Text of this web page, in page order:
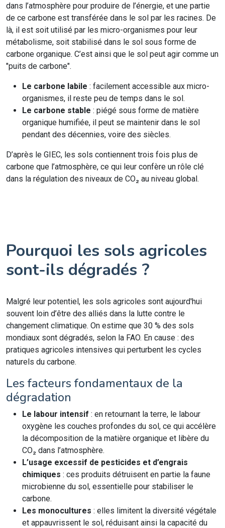
dans l’atmosphère pour produire de l’énergie, et une partie
de ce carbone est transférée dans le sol par les racines. De
là, il est soit utilisé par les micro-organismes pour leur
métabolisme, soit stabilisé dans le sol sous forme de
carbone organique. C’est ainsi que le sol peut agir comme un
"puits de carbone".
Le carbone labile : facilement accessible aux micro-
organismes, il reste peu de temps dans le sol.
Le carbone stable : piégé sous forme de matière
organique humifiée, il peut se maintenir dans le sol
pendant des décennies, voire des siècles.
D’après le GIEC, les sols contiennent trois fois plus de
carbone que l’atmosphère, ce qui leur confère un rôle clé
dans la régulation des niveaux de CO₂ au niveau global.
Pourquoi les sols agricoles
sont-ils dégradés ?
Malgré leur potentiel, les sols agricoles sont aujourd'hui
souvent loin d’être des alliés dans la lutte contre le
changement climatique. On estime que 30 % des sols
mondiaux sont dégradés, selon la FAO. En cause : des
pratiques agricoles intensives qui perturbent les cycles
naturels du carbone.
Les facteurs fondamentaux de la
dégradation
Le labour intensif : en retournant la terre, le labour
oxygène les couches profondes du sol, ce qui accélère
la décomposition de la matière organique et libère du
CO₂ dans l’atmosphère.
L’usage excessif de pesticides et d’engrais
chimiques : ces produits détruisent en partie la faune
microbienne du sol, essentielle pour stabiliser le
carbone.
Les monocultures : elles limitent la diversité végétale
et appauvrissent le sol, réduisant ainsi la capacité du